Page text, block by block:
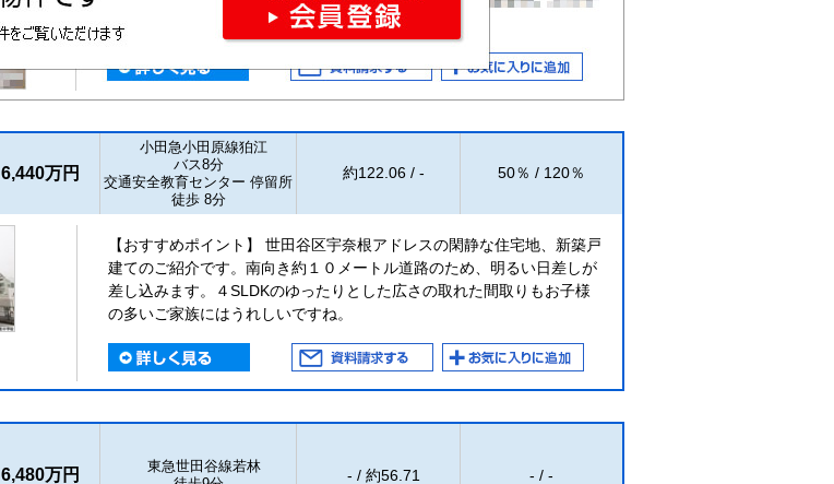
6,440万円
小田急小田原線狛江
バス8分
交通安全教育センター 停留所
徒歩 8分
約122.06 / - 50％ / 120％
【おすすめポイント】 世田谷区宇奈根アドレスの閑静な住宅地、新築戸
建てのご紹介です。南向き約１０メートル道路のため、明るい日差しが
差し込みます。４SLDKのゆったりとした広さの取れた間取りもお子様
の多いご家族にはうれしいですね。
6,480万円
東急世田谷線若林
- / 約56.71 - / -